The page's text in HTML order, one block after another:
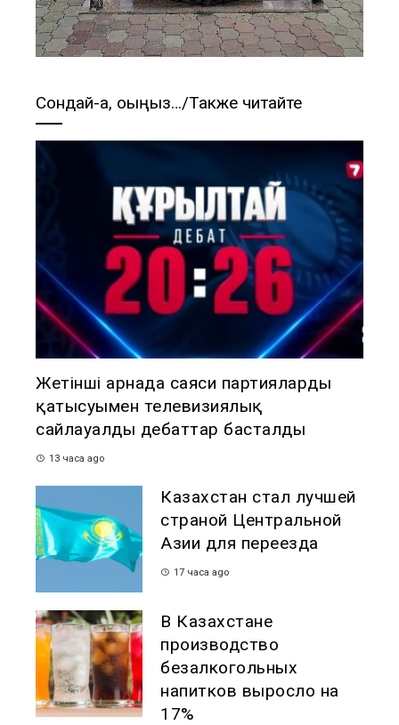
Сондай-ақ, оқыңыз…/Также читайте
Жетінші арнада саяси партиялардың
қатысуымен телевизиялық
сайлауалды дебаттар басталды
13 часа ago
Казахстан стал лучшей
страной Центральной
Азии для переезда
17 часа ago
В Казахстане
производство
безалкогольных
напитков выросло на
17%